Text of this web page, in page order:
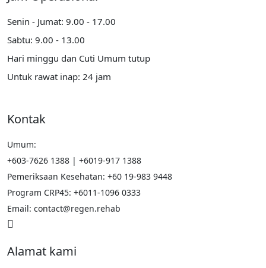
Senin - Jumat: 9.00 - 17.00
Sabtu: 9.00 - 13.00
Hari minggu dan Cuti Umum tutup
Untuk rawat inap: 24 jam
Kontak
Umum:
+603-7626 1388 | +6019-917 1388
Pemeriksaan Kesehatan: +60 19-983 9448
Program CRP45: +6011-1096 0333
Email: contact@regen.rehab
Alamat kami